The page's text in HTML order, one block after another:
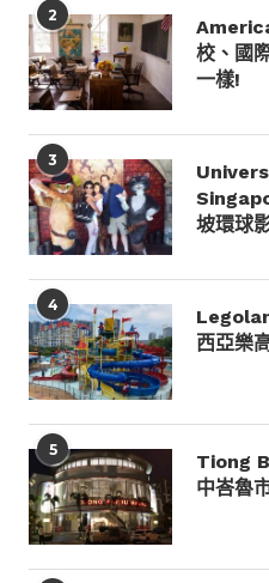
2
校、國
一樣!
3
坡環球
4
西亞樂
5
Tiong
中峇魯